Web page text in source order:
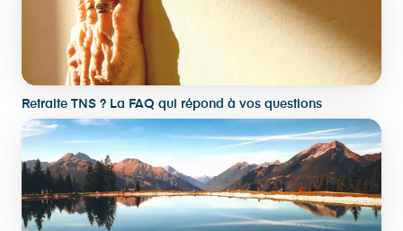
Retraite TNS ? La FAQ qui répond à vos questions